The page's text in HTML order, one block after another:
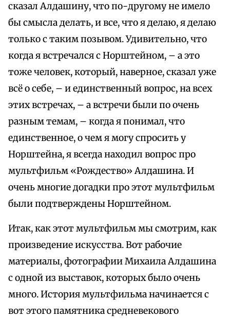
сказал Алдашину, что по-другому не имело
бы смысла делать, и все, что я делаю, я делаю
только с таким позывом. Удивительно, что
когда я встречался с Норштейном, – а это
тоже человек, который, наверное, сказал уже
всё о себе, – и единственный вопрос, на всех
этих встречах, – а встречи были по очень
разным темам, – когда я понимал, что
единственное, о чем я могу спросить у
Норштейна, я всегда находил вопрос про
мультфильм «Рождество» Алдашина. И
очень многие догадки про этот мультфильм
были подтверждены Норштейном.
Итак, как этот мультфильм мы смотрим, как
произведение искусства. Вот рабочие
материалы, фотографии Михаила Алдашина
с одной из выставок, которых было очень
много. История мультфильма начинается с
вот этого памятника средневекового